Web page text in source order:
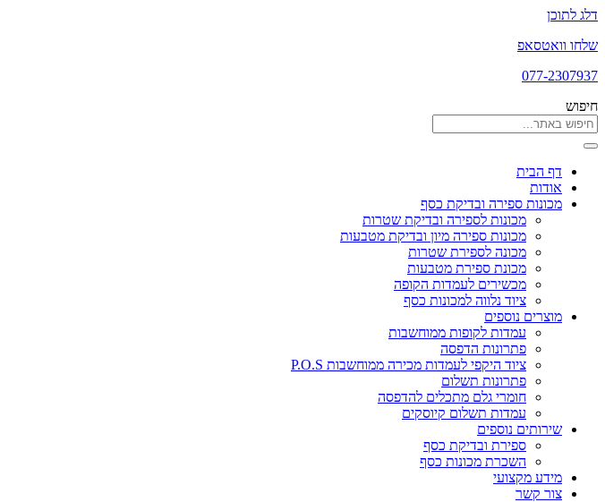
דלג לתוכן
שלחו וואטסאפ
077-2307937
חיפוש
דף הבית
אודות
מכונות ספירה ובדיקת כסף
מכונות לספירה ובדיקת שטרות
מכונות ספירה מיון ובדיקת מטבעות
מכונה לספירת שטרות
מכונת ספירת מטבעות
מכשירים לעמדות הקופה
ציוד נלווה למכונות כסף
מוצרים נוספים
עמדות לקופות ממוחשבות
פתרונות הדפסה
ציוד היקפי לעמדות מכירה ממוחשבות P.O.S
פתרונות תשלום
חומרי גלם מתכלים להדפסה
עמדות תשלום קיוסקים
שירותים נוספים
ספירת ובדיקת כסף
השכרת מכונות כסף
מידע מקצועי
צור קשר